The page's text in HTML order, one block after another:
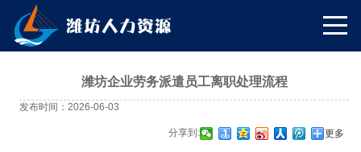
潍坊企业劳务派遣员工离职处理流程
发布时间：2026-06-03
分享到: 更多